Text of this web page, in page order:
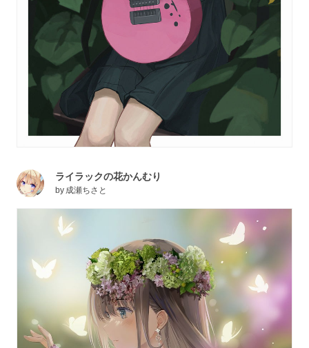
ライラックの花かんむり
by 成瀬ちさと